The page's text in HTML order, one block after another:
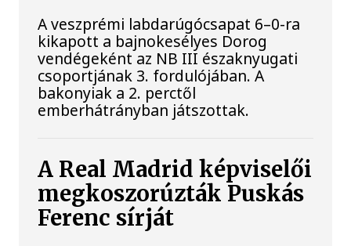
A veszprémi labdarúgócsapat 6–0-ra
kikapott a bajnokesélyes Dorog
vendégeként az NB III északnyugati
csoportjának 3. fordulójában. A
bakonyiak a 2. perctől
emberhátrányban játszottak.
A Real Madrid képviselői
megkoszorúzták Puskás
Ferenc sírját